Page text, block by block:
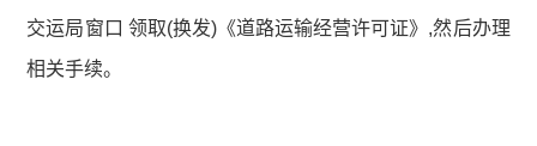
交运局窗口 领取(换发)《道路运输经营许可证》,然后办理
相关手续。